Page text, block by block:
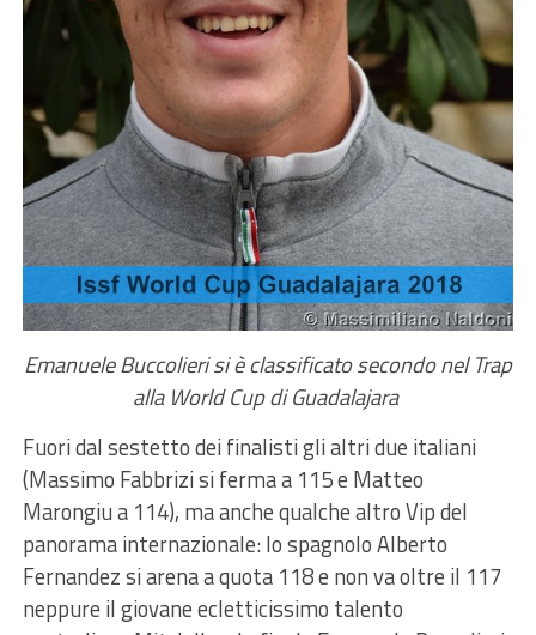
Emanuele Buccolieri si è classificato secondo nel Trap
alla World Cup di Guadalajara
Fuori dal sestetto dei finalisti gli altri due italiani
(Massimo Fabbrizi si ferma a 115 e Matteo
Marongiu a 114), ma anche qualche altro Vip del
panorama internazionale: lo spagnolo Alberto
Fernandez si arena a quota 118 e non va oltre il 117
neppure il giovane ecletticissimo talento